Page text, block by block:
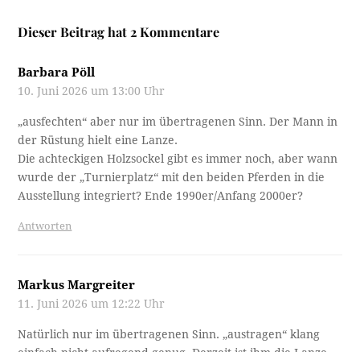
Dieser Beitrag hat 2 Kommentare
Barbara Pöll
10. Juni 2026 um 13:00 Uhr
„ausfechten“ aber nur im übertragenen Sinn. Der Mann in
der Rüstung hielt eine Lanze.
Die achteckigen Holzsockel gibt es immer noch, aber wann
wurde der „Turnierplatz“ mit den beiden Pferden in die
Ausstellung integriert? Ende 1990er/Anfang 2000er?
Antworten
Markus Margreiter
11. Juni 2026 um 12:22 Uhr
Natürlich nur im übertragenen Sinn. „austragen“ klang